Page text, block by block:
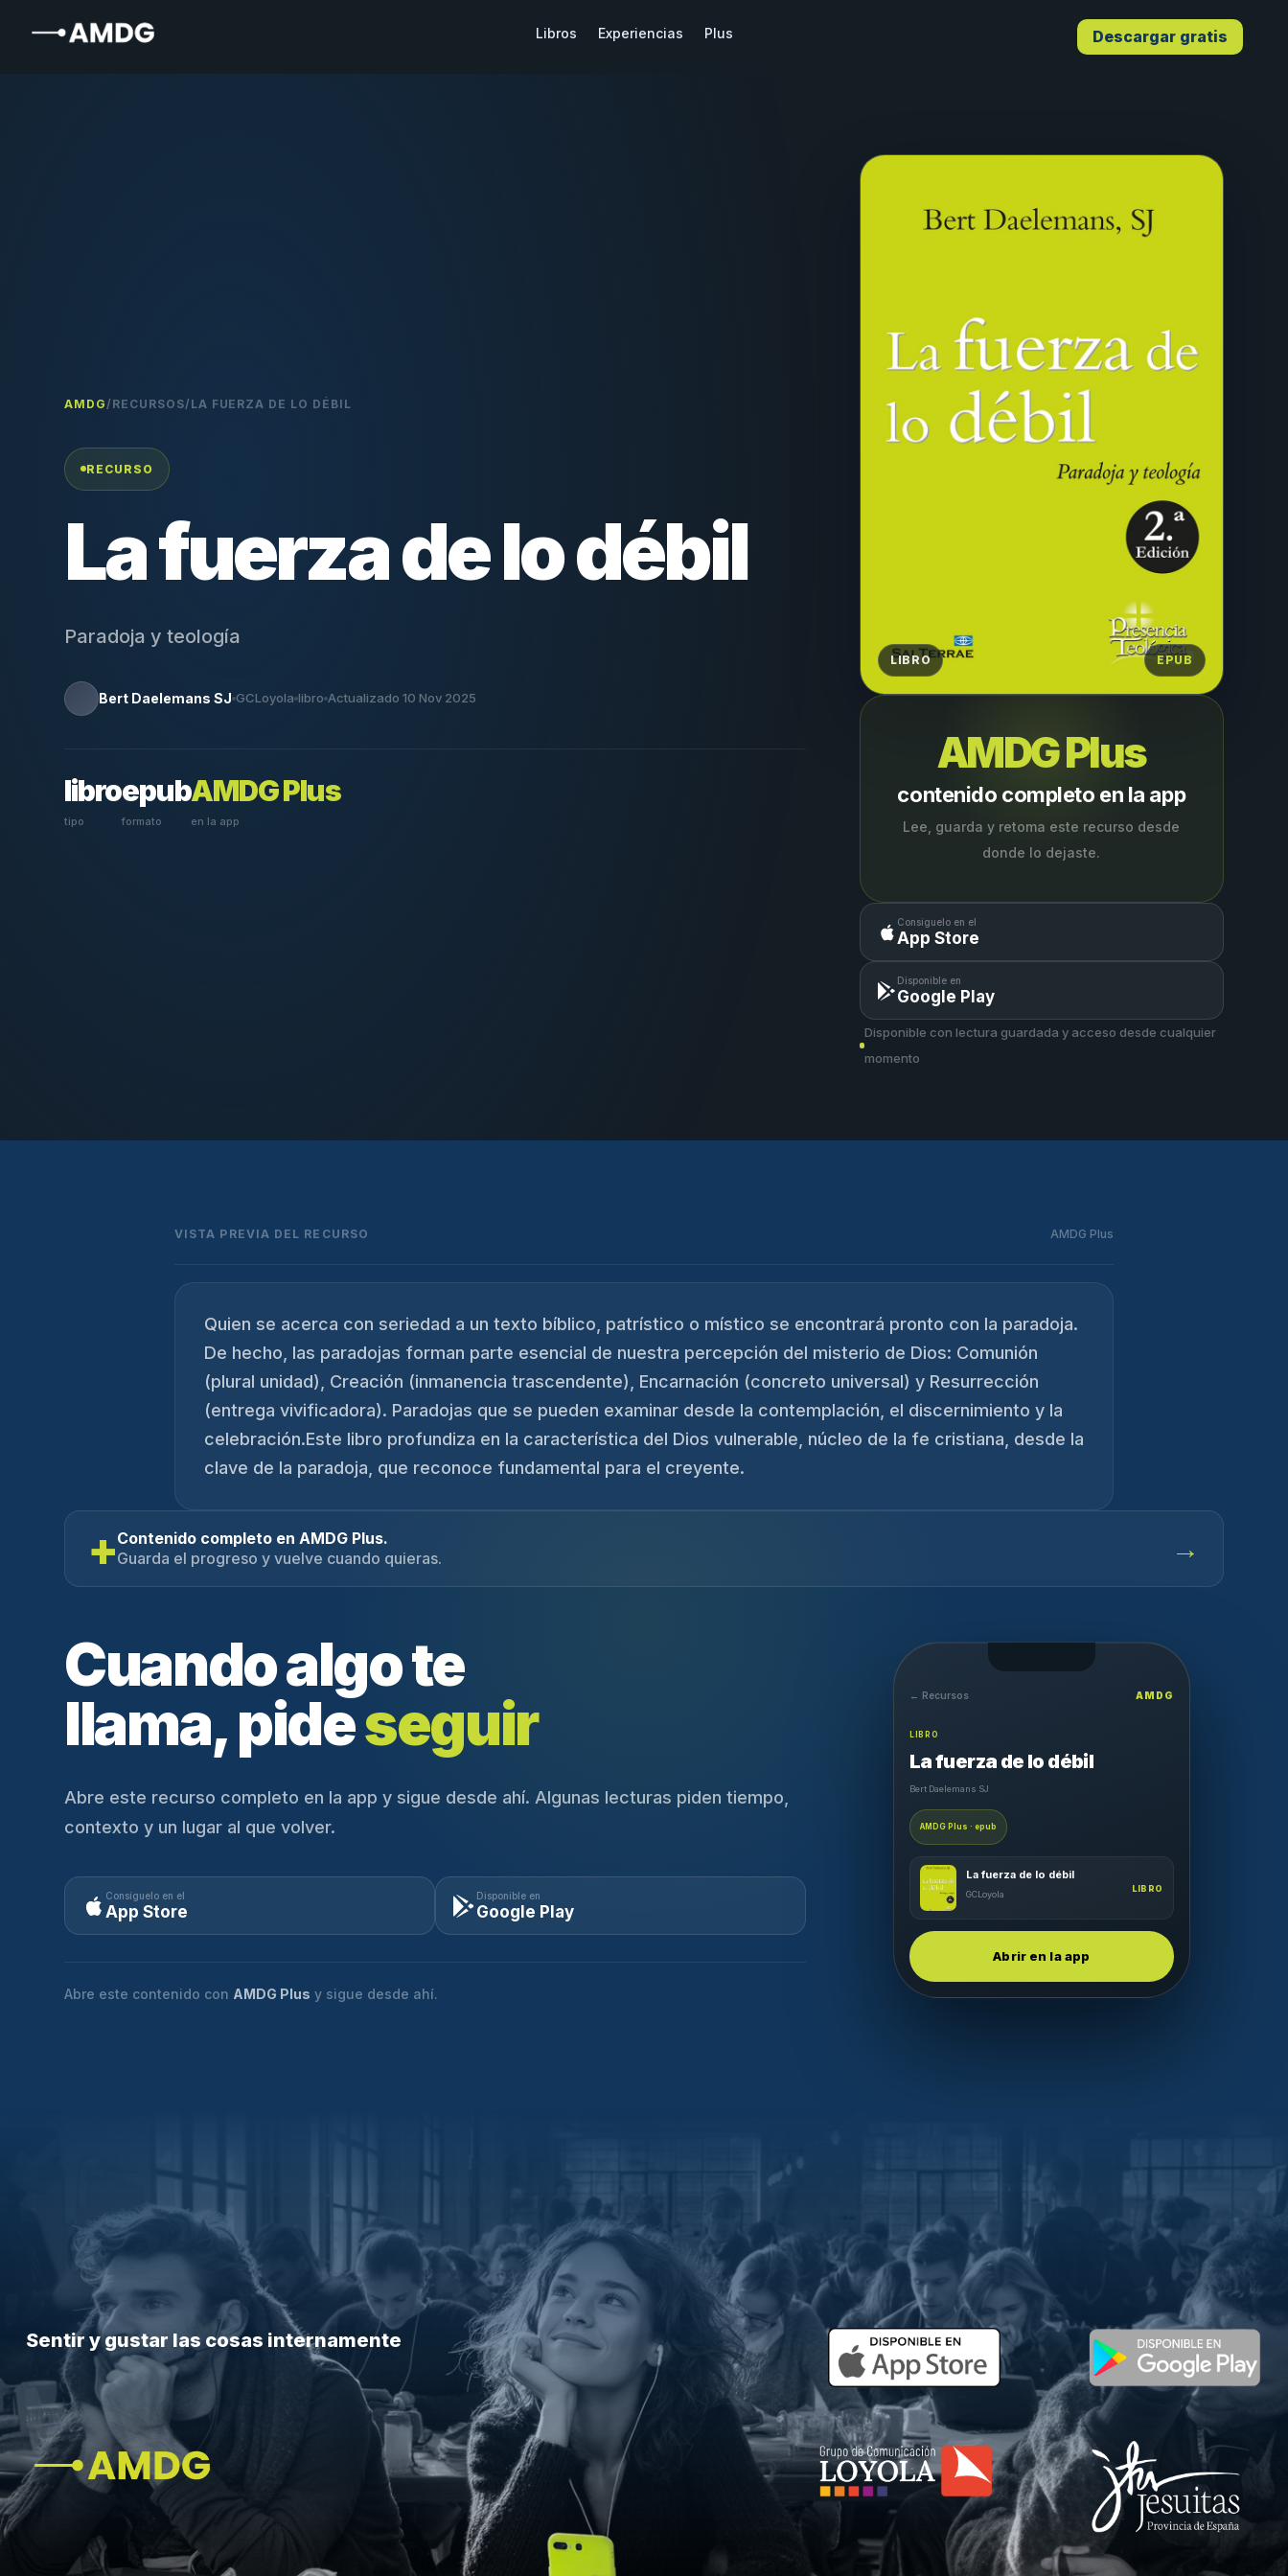
Libros Experiencias Plus Descargar gratis
AMDG /RECURSOS/LA FUERZA DE LO DÉBIL
RECURSO
La fuerza de lo débil
Paradoja y teología
Bert Daelemans SJ GCLoyola libro Actualizado 10 Nov 2025
libro
tipo
epub
formato
AMDG Plus
en la app
LIBRO EPUB
AMDG Plus
contenido completo en la app
Lee, guarda y retoma este recurso desde
donde lo dejaste.
Consíguelo en el
App Store
Disponible en
Google Play
Disponible con lectura guardada y acceso desde cualquier
momento
VISTA PREVIA DEL RECURSO AMDG Plus
Quien se acerca con seriedad a un texto bíblico, patrístico o místico se encontrará pronto con la paradoja.
De hecho, las paradojas forman parte esencial de nuestra percepción del misterio de Dios: Comunión
(plural unidad), Creación (inmanencia trascendente), Encarnación (concreto universal) y Resurrección
(entrega vivificadora). Paradojas que se pueden examinar desde la contemplación, el discernimiento y la
celebración.Este libro profundiza en la característica del Dios vulnerable, núcleo de la fe cristiana, desde la
clave de la paradoja, que reconoce fundamental para el creyente.
+Contenido completo en AMDG Plus.
Guarda el progreso y vuelve cuando quieras.
→
Cuando algo te
llama, pideseguir
Abre este recurso completo en la app y sigue desde ahí. Algunas lecturas piden tiempo,
contexto y un lugar al que volver.
Consíguelo en el
App Store
Disponible en
Google Play
Abre este contenido con AMDG Plus y sigue desde ahí.
← Recursos AMDG
LIBRO
La fuerza de lo débil
Bert Daelemans SJ
AMDG Plus · epub
La fuerza de lo débil
GCLoyola
LIBRO
Abrir en la app
Sentir y gustar las cosas internamente